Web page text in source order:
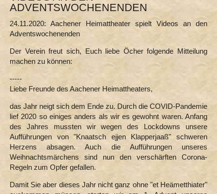
rejiunale Ömjangssproech (Theater)
Volksbühne (1889) Eilendorf e. V.
Heimatbühne D.V.D. (1897) Bardenberg e. V.
Theaterfreunde Brand 1903 e. V.
KABARETT
OS HEÄMET
FÖR OS KENGER
ADVENTSWOCHENENDEN
24.11.2020: Aachener Heimattheater spielt Videos an den
Adventswochenenden
Der Verein freut sich, Euch liebe Öcher folgende Mitteilung
machen zu können:
-----
Liebe Freunde des Aachener Heimattheaters,
das Jahr neigt sich dem Ende zu. Durch die COVID-Pandemie
lief 2020 so einiges anders als wir es gewohnt waren. Anfang
des Jahres mussten wir wegen des Lockdowns unsere
Aufführungen von "Knaatsch ejjen Klapperjaaß" schweren
Herzens absagen. Auch die Aufführungen unseres
Weihnachtsmärchens sind nun den verschärften Corona-
Regeln zum Opfer gefallen.
Damit Sie aber dieses Jahr nicht ganz ohne "et Heämetthiater"